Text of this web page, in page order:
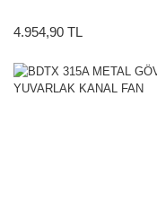
4.954,90 TL